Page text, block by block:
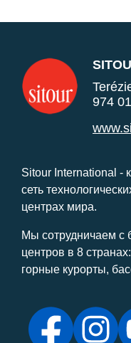
974
Sitour International -
сеть
центрах мира.
Мы сотрудничаем с
центров в 8
горные курорты,